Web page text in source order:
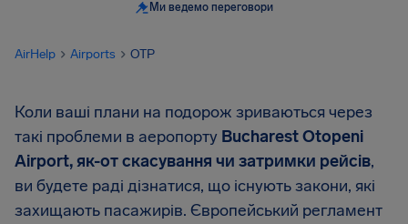
Ми ведемо переговори
AirHelp Airports OTP
Коли ваші плани на подорож зриваються через
такі проблеми в аеропорту Bucharest Otopeni
Airport, як-от скасування чи затримки рейсів,
ви будете раді дізнатися, що існують закони, які
захищають пасажирів. Європейський регламент